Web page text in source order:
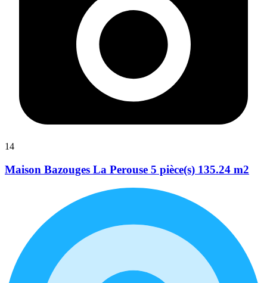
14
Maison Bazouges La Perouse 5 pièce(s) 135.24 m2